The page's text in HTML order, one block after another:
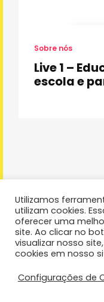
Sobre nós
Live 1 –
escola e
Copyright
Utilizamos
utilizam cookies.
oferecer uma
site. Ao clicar no
visualizar nosso
cookies em nosso
Configurações de